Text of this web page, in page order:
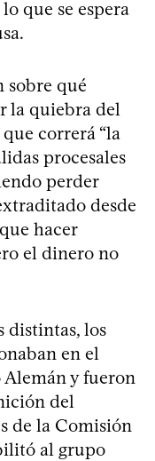
que se espera
sobre qué
la quiebra del
correrá “la
procesales
perder
desde
hacer
el dinero no
distintas, los
en el
y fueron
del
de la Comisión
al grupo